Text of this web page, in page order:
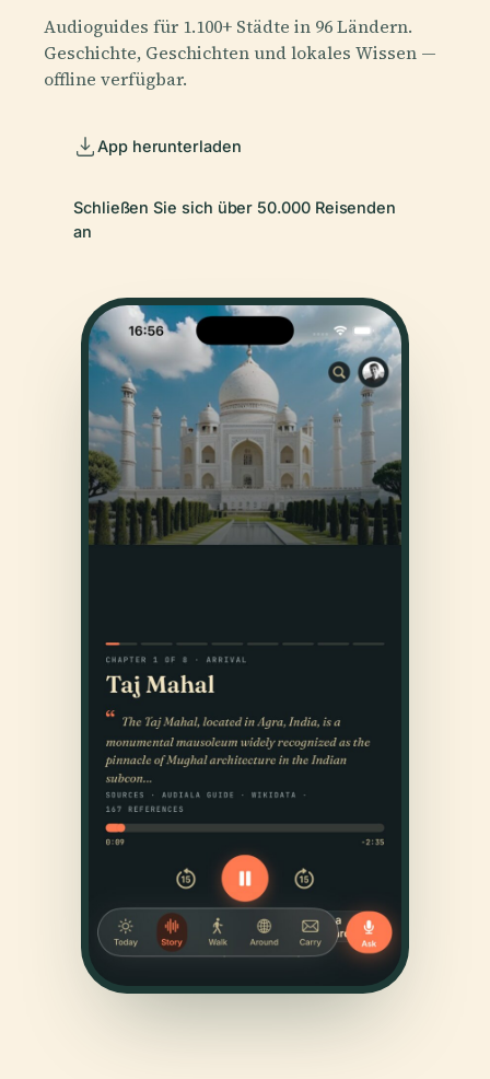
Audioguides für 1.100+ Städte in 96 Ländern.
Geschichte, Geschichten und lokales Wissen —
offline verfügbar.
App herunterladen
Schließen Sie sich über 50.000 Reisenden
an